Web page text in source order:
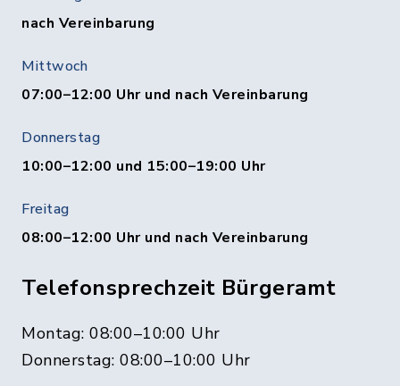
nach Vereinbarung
Mittwoch
07:00–12:00 Uhr und nach Vereinbarung
Donnerstag
10:00–12:00 und 15:00–19:00 Uhr
Freitag
08:00–12:00 Uhr und nach Vereinbarung
Telefonsprechzeit Bürgeramt
Montag: 08:00–10:00 Uhr
Donnerstag: 08:00–10:00 Uhr